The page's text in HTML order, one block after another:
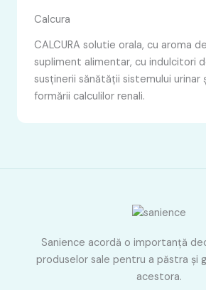
Calcura
CALCURA solutie orala, cu aroma
supliment alimentar, cu indulcitori
susținerii sănătății sistemului urinar
formării calculilor renali.
Sanience acordă o importanţă
produselor sale pentru a păstra şi
acestora.